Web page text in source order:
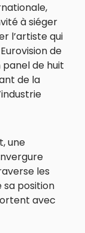
à siéger
l’artiste qui
de
panel de huit
de la
une
les
sa position
avec